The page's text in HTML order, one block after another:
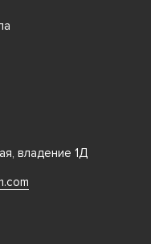
владение 1Д